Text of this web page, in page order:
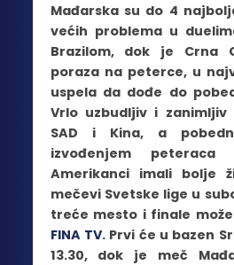
Mađarska su do 4
većih problema u
Brazilom, dok je Crna
poraza na peterce, u
uspela da dođe do
Vrlo uzbudljiv i
SAD i Kina, a
izvođenjem
Amerikanci imali bolje
mečevi Svetske lige u
treće mesto i finale
FINA TV. Prvi će u bazen
13.30, dok je meč